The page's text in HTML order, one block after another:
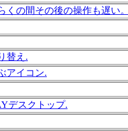
くの間その後の操作も遅い
替え.
アイコン.
デスクトップ.